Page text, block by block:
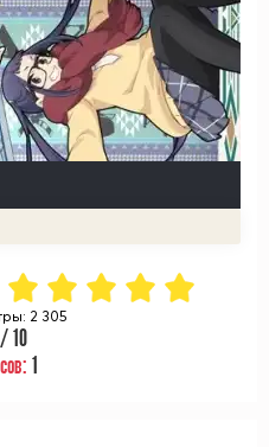
2 305
10
1